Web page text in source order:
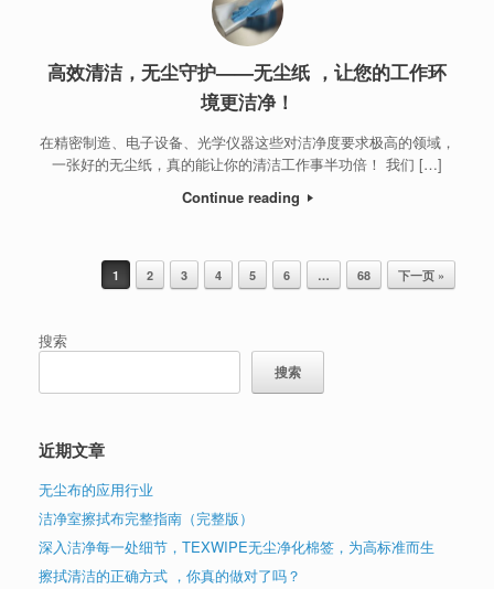
高效清洁，无尘守护——无尘纸 ，让您的工作环
境更洁净！
在精密制造、电子设备、光学仪器这些对洁净度要求极高的领域，
一张好的无尘纸，真的能让你的清洁工作事半功倍！ 我们 […]
Continue reading
Post navigation
1 2 3 4 5 6 … 68 下一页 »
搜索
搜索
近期文章
无尘布的应用行业
洁净室擦拭布完整指南（完整版）
深入洁净每一处细节，TEXWIPE无尘净化棉签，为高标准而生
擦拭清洁的正确方式 ，你真的做对了吗？